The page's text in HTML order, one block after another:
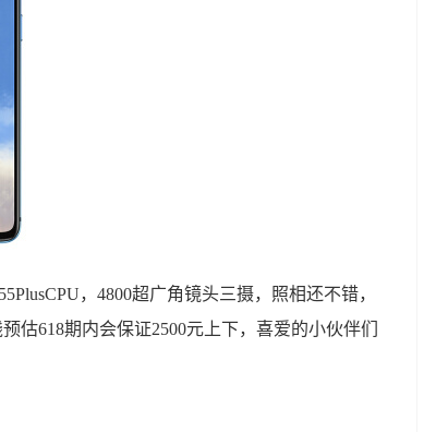
，4800超广角镜头三摄，照相还不错，
估618期内会保证2500元上下，喜爱的小伙伴们